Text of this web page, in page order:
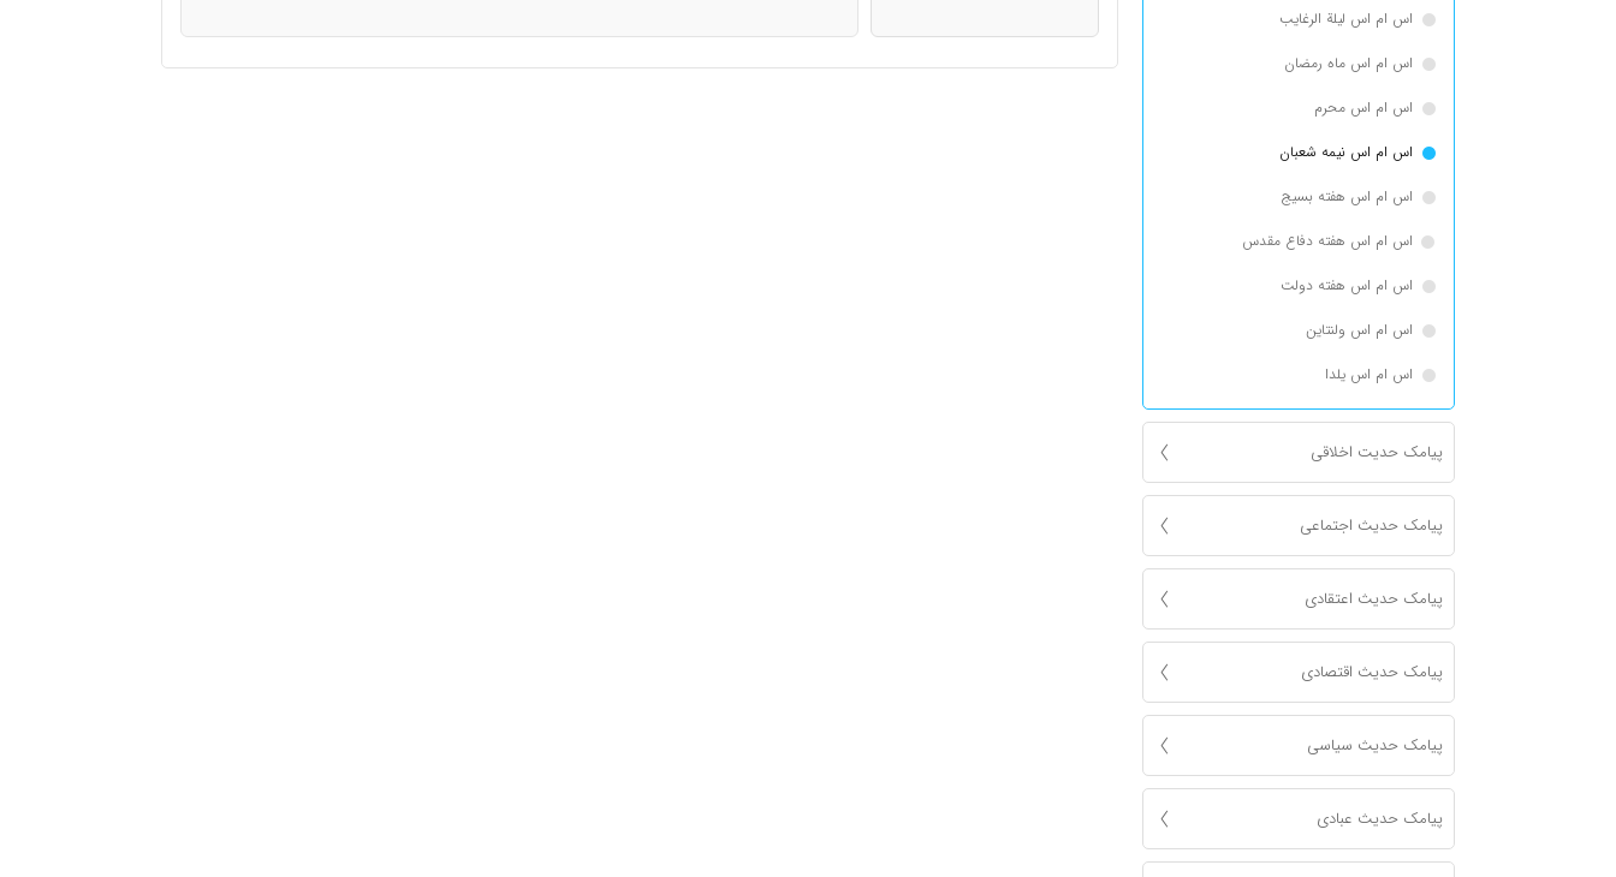
اس ام اس لیلة الرغایب
اس ام اس ماه رمضان
اس ام اس محرم
اس ام اس نیمه شعبان
اس ام اس هفته بسیج
اس ام اس هفته دفاع مقدس
اس ام اس هفته دولت
اس ام اس ولنتاین
اس ام اس یلدا
پیامک حدیت اخلاقی
پیامک حدیث اجتماعی
پیامک حدیث اعتقادی
پیامک حدیث اقتصادی
پیامک حدیث سیاسی
پیامک حدیث عبادی